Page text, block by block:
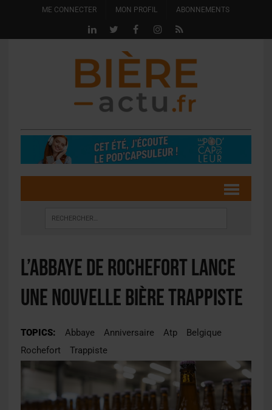
ME CONNECTER MON PROFIL ABONNEMENTS
L’Abbaye de Rochefort lance
une nouvelle bière trappiste
TOPICS: Abbaye Anniversaire Atp
Belgique
Rochefort
Trappiste